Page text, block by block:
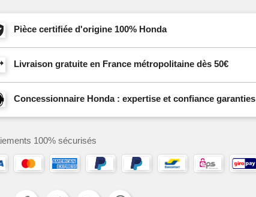
Pièce certifiée d'origine 100% Honda
Livraison gratuite en France métropolitaine dès 50€
Concessionnaire Honda : expertise et confiance garanties
100% sécurisés